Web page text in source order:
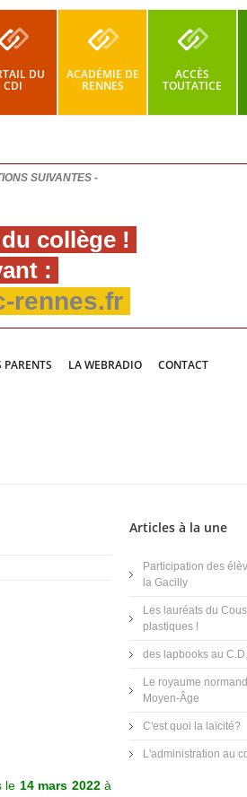
DU
CDI
ACADÉMIE DE
RENNES
ACCÈS
TOUTATICE
SUIVANTES -
collège !
:
rennes.fr
PARENTS LA WEBRADIO CONTACT
le 14 mars 2022à
Articles à la une
Participation des
la Gacilly
Les lauréats du
plastiques !
des lapbooks au
Le royaume
Moyen-Âge
C'est quoi la laïcité?
L'administration au